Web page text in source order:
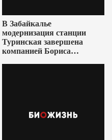
В Забайкалье
модернизация станции
Туринская завершена
компанией Бориса